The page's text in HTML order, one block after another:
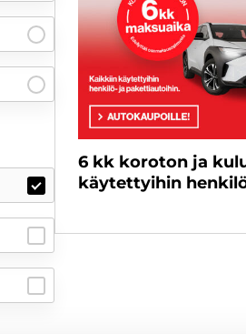
6 kk koroton ja
käytettyihin